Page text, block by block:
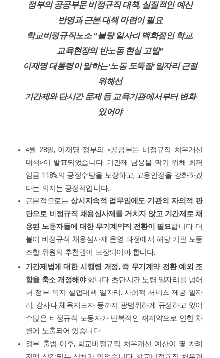
정부의 공공부문 비정규직 대책, 실질적인 예산
반영과 근본 대책 마련이 필요
학교비정규직노조“불량 일자리 백화점인 학교,
교육현장의 반노동 현실 고발”
이재명 대통령이 말하는‘노동 도둑질’ 일자리 근절
위해선
기간제와 단시간 문제 등 교육기관에서부터 변화
있어야
4월28일, 이재명 정부의 <공공부문 비정규직 처우개선
대책>이 발표되었습니다. 기간제 남용을 막기 위해 최저
임금 118%의 공정수당을 보장하고, 고용안정을 강화하겠
다는 의지는 긍정적입니다.
근본적으로는상시지속적 업무임에도 기관의 자의적 판
단으로 비정규직 채용심사제를 거치지 않고 기간제로 채
용된 노동자들에 대한 무기계약직 전환이 필요합니다. 더
불어 비정규직 채용심사제 운영 과정에서 해당 기관 노동
조합 위원의 추천권이 보장되어야 합니다.
기간제법에 대한 시행령 개정, 즉 무기계약 전환 예외 조
항을 축소 개정해야 합니다. 초단시간 노령 일자리를 넘어
서 정부 복지 실업대책 일자리 , 사회적 서비스 제공 일자
리, 강사나 체육지도자 등까지 광범위하게 규정하고 있어
수많은 비정규직 노동자가 반복적인 재계약으로 인한 차
별에 노출되어 있습니다.
정부 출범 이후, 학교비정규직 처우개선 예산이 몇 차례
전액 삭감되는 상처가 있었습니다 학교비정규직 처우개